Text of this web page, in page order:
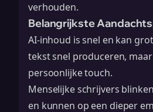
verhouden.
Belangrijkste
AI-inhoud is snel en kan
tekst snel produceren,
persoonlijke touch.
Menselijke schrijvers
en kunnen op een dieper